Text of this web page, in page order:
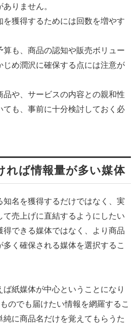
りません。
を獲得するためには回数を増やす
算も、商品の認知や販売ボリュー
じめ潤沢に確保する点には注意が
品や、サービスの内容との親和性
ても、事前に十分検討しておく必
れば情報量が多い媒体
知名を獲得するだけではなく、実
て売上げに直結するようにしたい
得できる媒体ではなく、より商品
く確保される媒体を選択するこ
ば紙媒体が中心ということになり
のでも届けたい情報を網羅するこ
純に商品名だけを覚えてもらうた